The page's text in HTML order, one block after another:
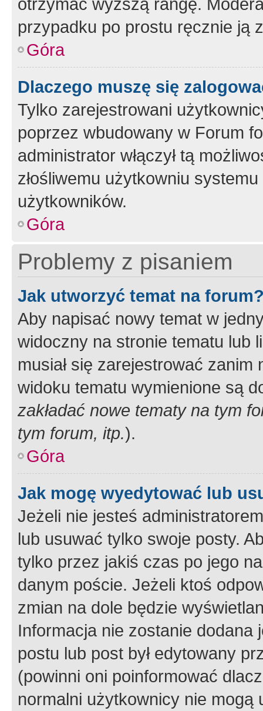
przypadku po prostu ręcznie ją
Góra
Dlaczego muszę się
Tylko zarejestrowani
poprzez wbudowany w Forum
administrator włączył tą
złośliwemu użytkowniu
użytkowników.
Góra
Problemy z pisaniem
Jak utworzyć temat na
Aby napisać nowy temat w
widoczny na stronie tematu lub
musiał się zarejestrować
widoku tematu wymienione są
zakładać nowe tematy na tym
tym forum, itp.).
Góra
Jak mogę wyedytować lub
Jeżeli nie jesteś
lub usuwać tylko swoje posty.
tylko przez jakiś czas po jego
danym poście. Jeżeli ktoś
zmian na dole będzie
Informacja nie zostanie dodana
postu lub post był edytowany
(powinni oni poinformować
normalni użytkownicy nie